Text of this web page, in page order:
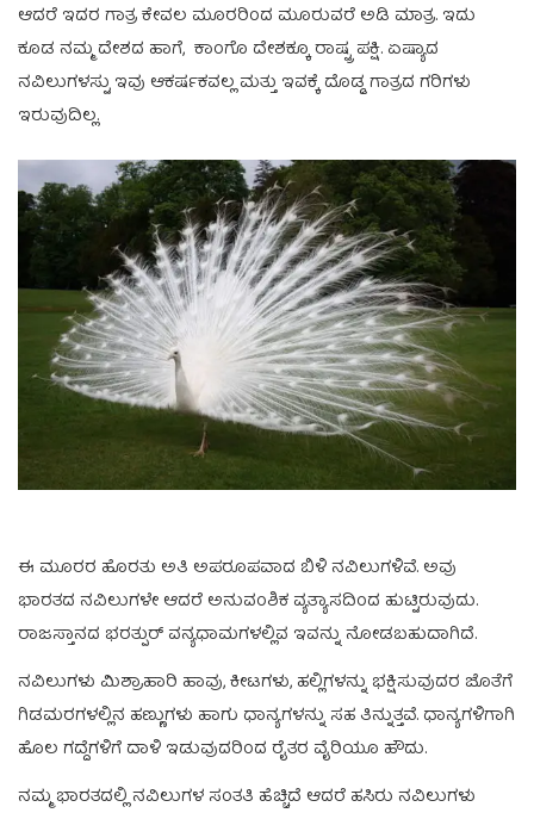
ಆದರೆ ಇದರ ಗಾತ್ರ ಕೇವಲ ಮೂರರಿಂದ ಮೂರುವರೆ ಅಡಿ ಮಾತ್ರ. ಇದು
ಕೂಡ ನಮ್ಮ ದೇಶದ ಹಾಗೆ, ಕಾಂಗೊ ದೇಶಕ್ಕೂ ರಾಷ್ಟ್ರ ಪಕ್ಷಿ. ಏಷ್ಯಾದ
ನವಿಲುಗಳಸ್ಟು ಇವು ಆಕರ್ಷಕವಲ್ಲ ಮತ್ತು ಇವಕ್ಕೆ ದೊಡ್ಡ ಗಾತ್ರದ ಗರಿಗಳು
ಇರುವುದಿಲ್ಲ.
ಈ ಮೂರರ ಹೊರತು ಅತಿ ಅಪರೂಪವಾದ ಬಿಳಿ ನವಿಲುಗಳಿವೆ. ಅವು
ಭಾರತದ ನವಿಲುಗಳೇ ಆದರೆ ಅನುವಂಶಿಕ ವ್ಯತ್ಯಾಸದಿಂದ ಹುಟ್ಟಿರುವುದು.
ರಾಜಸ್ತಾನದ ಭರತ್ಪುರ್ ವನ್ಯಧಾಮಗಳಲ್ಲಿವ ಇವನ್ನು ನೋಡಬಹುದಾಗಿದೆ.
ನವಿಲುಗಳು ಮಿಶ್ರಾಹಾರಿ ಹಾವು, ಕೀಟಗಳು, ಹಲ್ಲಿಗಳನ್ನು ಭಕ್ಷಿಸುವುದರ ಜೊತೆಗೆ
ಗಿಡಮರಗಳಲ್ಲಿನ ಹಣ್ಣುಗಳು ಹಾಗು ಧಾನ್ಯಗಳನ್ನು ಸಹ ತಿನ್ನುತ್ತವೆ. ಧಾನ್ಯಗಳಿಗಾಗಿ
ಹೊಲ ಗದ್ದೆಗಳಿಗೆ ದಾಳಿ ಇಡುವುದರಿಂದ ರೈತರ ವೈರಿಯೂ ಹೌದು.
ನಮ್ಮ ಭಾರತದಲ್ಲಿ ನವಿಲುಗಳ ಸಂತತಿ ಹೆಚ್ಚಿದೆ ಆದರೆ ಹಸಿರು ನವಿಲುಗಳು